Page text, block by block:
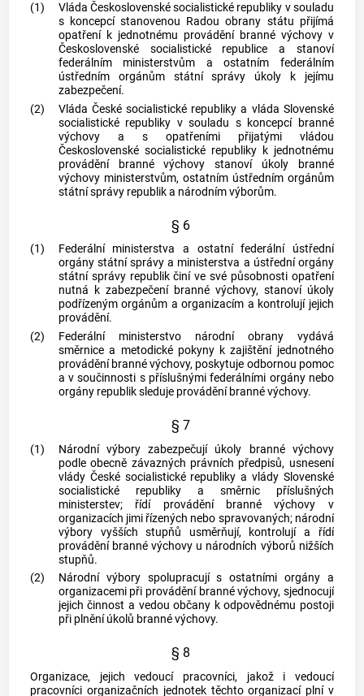
(1)
Vláda Československé socialistické republiky v souladu
s koncepcí stanovenou Radou obrany státu přijímá
opatření k jednotnému provádění branné výchovy v
Československé socialistické republice a stanoví
federálním ministerstvům a ostatním federálním
ústředním orgánům státní správy úkoly k jejímu
zabezpečení.
(2)
Vláda České socialistické republiky a vláda Slovenské
socialistické republiky v souladu s koncepcí branné
výchovy a s opatřeními přijatými vládou
Československé socialistické republiky k jednotnému
provádění branné výchovy stanoví úkoly branné
výchovy ministerstvům, ostatním ústředním orgánům
státní správy republik a národním výborům.
§ 6
(1)
Federální ministerstva a ostatní federální ústřední
orgány státní správy a ministerstva a ústřední orgány
státní správy republik činí ve své působnosti opatření
nutná k zabezpečení branné výchovy, stanoví úkoly
podřízeným orgánům a organizacím a kontrolují jejich
provádění.
(2)
Federální ministerstvo národní obrany vydává
směrnice a metodické pokyny k zajištění jednotného
provádění branné výchovy, poskytuje odbornou pomoc
a v součinnosti s příslušnými federálními orgány nebo
orgány republik sleduje provádění branné výchovy.
§ 7
(1)
Národní výbory zabezpečují úkoly branné výchovy
podle obecně závazných právních předpisů, usnesení
vlády České socialistické republiky a vlády Slovenské
socialistické republiky a směrnic příslušných
ministerstev; řídí provádění branné výchovy v
organizacích jimi řízených nebo spravovaných; národní
výbory vyšších stupňů usměrňují, kontrolují a řídí
provádění branné výchovy u národních výborů nižších
stupňů.
(2)
Národní výbory spolupracují s ostatními orgány a
organizacemi při provádění branné výchovy, sjednocují
jejich činnost a vedou občany k odpovědnému postoji
při plnění úkolů branné výchovy.
§ 8
Organizace, jejich vedoucí pracovníci, jakož i vedoucí
pracovníci organizačních jednotek těchto organizací plní v